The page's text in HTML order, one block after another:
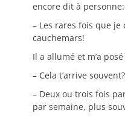
encore dit à personne:
– Les rares fois que je
cauchemars!
Il a allumé et m’a
– Cela t’arrive souvent?
– Deux ou trois fois
par semaine, plus